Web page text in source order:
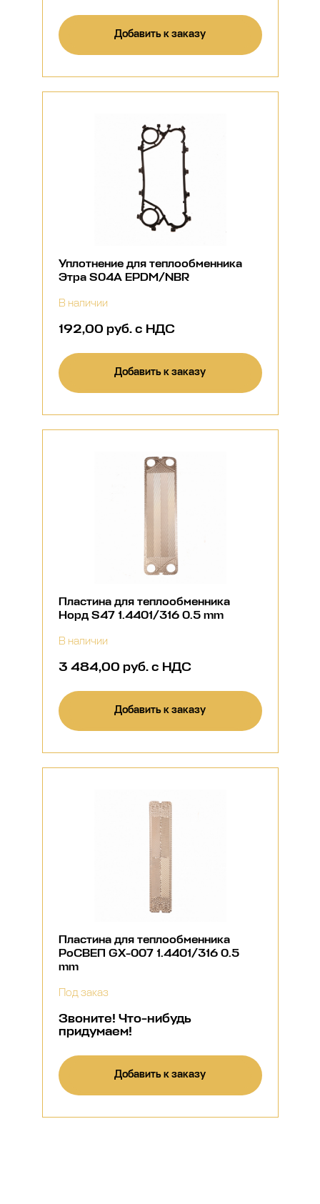
Добавить к заказу
Уплотнение для теплообменника
Этра S04A EPDM/NBR
В наличии
192,00 руб. с НДС
Добавить к заказу
Пластина для теплообменника
Норд S47 1.4401/316 0.5 mm
В наличии
3 484,00 руб. с НДС
Добавить к заказу
Пластина для теплообменника
РоСВЕП GX-007 1.4401/316 0.5
mm
Под заказ
Звоните! Что-нибудь
придумаем!
Добавить к заказу